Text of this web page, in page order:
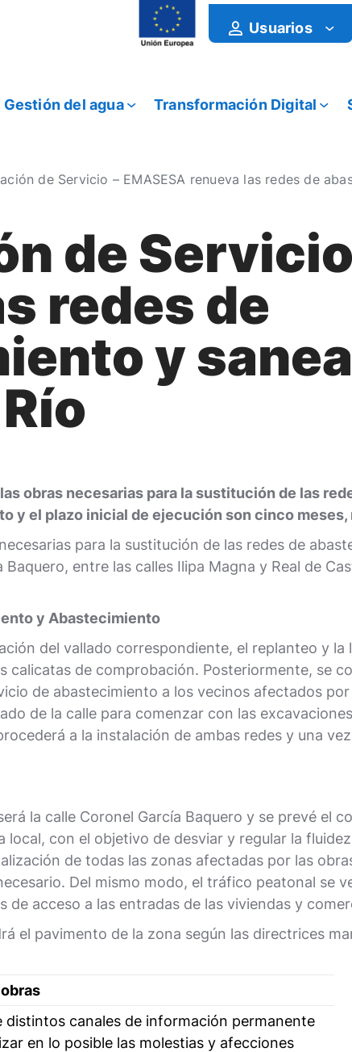
Usuarios
Gestión del agua Transformación Digital
de Servicio – EMASESA renueva las redes de
de Servicio
redes de
y
obras necesarias para la sustitución de las
y el plazo inicial de ejecución son cinco meses,
para la sustitución de las redes de
entre las calles Ilipa Magna y Real de
y Abastecimiento
del vallado correspondiente, el replanteo y
calicatas de comprobación. Posteriormente, se
de abastecimiento a los vecinos afectados
de la calle para comenzar con las
a la instalación de ambas redes y una
la calle Coronel García Baquero y se prevé el
local, con el objetivo de desviar y regular la
de todas las zonas afectadas por las
Del mismo modo, el tráfico peatonal se
de acceso a las entradas de las viviendas y
el pavimento de la zona según las directrices
distintos canales de información permanente
en lo posible las molestias y afecciones